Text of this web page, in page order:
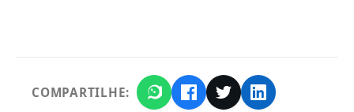
COMPARTILHE: